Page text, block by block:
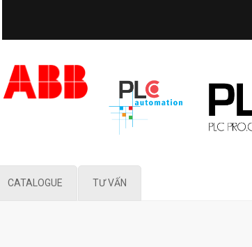
CATALOGUE TƯ VẤN